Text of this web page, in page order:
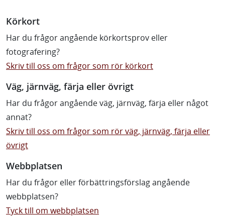
Körkort
Har du frågor angående körkortsprov eller
fotografering?
Skriv till oss om frågor som rör körkort
Väg, järnväg, färja eller övrigt
Har du frågor angående väg, järnväg, färja eller något
annat?
Skriv till oss om frågor som rör väg, järnväg, färja eller
övrigt
Webbplatsen
Har du frågor eller förbättringsförslag angående
webbplatsen?
Tyck till om webbplatsen